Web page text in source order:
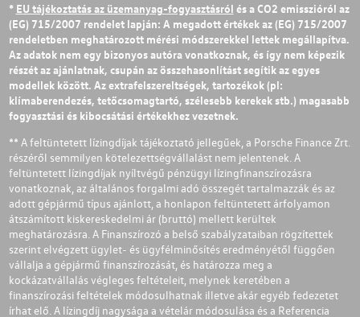
* EU tájékoztatás az üzemanyag-fogyasztásról és a CO2 emisszióról az
(EG) 715/2007 rendelet lapján: A megadott értékek az (EG) 715/2007
rendeletben meghatározott mérési módszerekkel lettek megállapítva.
Az adatok nem egy bizonyos autóra vonatkoznak, és így nem képezik
részét az ajánlatnak, csupán az összehasonlítást segítik az egyes
modellek között. Az extrafelszereltségek, tartozékok (pl:
klímaberendezés, tetőcsomagtartó, szélesebb kerekek stb.) magasabb
fogyasztási és kibocsátási értékekhez vezetnek.
** A feltüntetett lízingdíjak tájékoztató jellegűek, a Porsche Finance Zrt.
részéről semmilyen kötelezettségvállalást nem jelentenek. A
feltüntetett lízingdíjak nyíltvégű pénzügyi lízingfinanszírozásra
vonatkoznak, az általános forgalmi adó összegét tartalmazzák és az
adott gépjármű típus ajánlott, a honlapon feltüntetett árfolyamon
átszámított kiskereskedelmi ár (bruttó) mellett kerültek
meghatározásra. A Finanszírozó a belső szabályzataiban rögzítettek
szerint elvégzett ügylet- és ügyfélminősítés eredményétől függően
vállalja a gépjármű finanszírozását, és határozza meg a
kockázatvállalás végleges feltételeit, melynek keretében a
finanszírozási feltételek módosulhatnak illetve akár egyéb fedezetet
írhat elő. A lízingdíj nagysága a vételár módosulása és a Referencia